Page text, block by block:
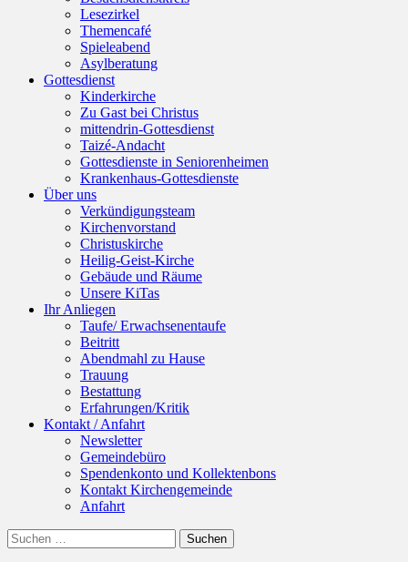
Lesezirkel
Themencafé
Spieleabend
Asylberatung
Gottesdienst
Kinderkirche
Zu Gast bei Christus
mittendrin-Gottesdienst
Taizé-Andacht
Gottesdienste in Seniorenheimen
Krankenhaus-Gottesdienste
Über uns
Verkündigungsteam
Kirchenvorstand
Christuskirche
Heilig-Geist-Kirche
Gebäude und Räume
Unsere KiTas
Ihr Anliegen
Taufe/ Erwachsenentaufe
Beitritt
Abendmahl zu Hause
Trauung
Bestattung
Erfahrungen/Kritik
Kontakt / Anfahrt
Newsletter
Gemeindebüro
Spendenkonto und Kollektenbons
Kontakt Kirchengemeinde
Anfahrt
Suchen
Suchen
nach: